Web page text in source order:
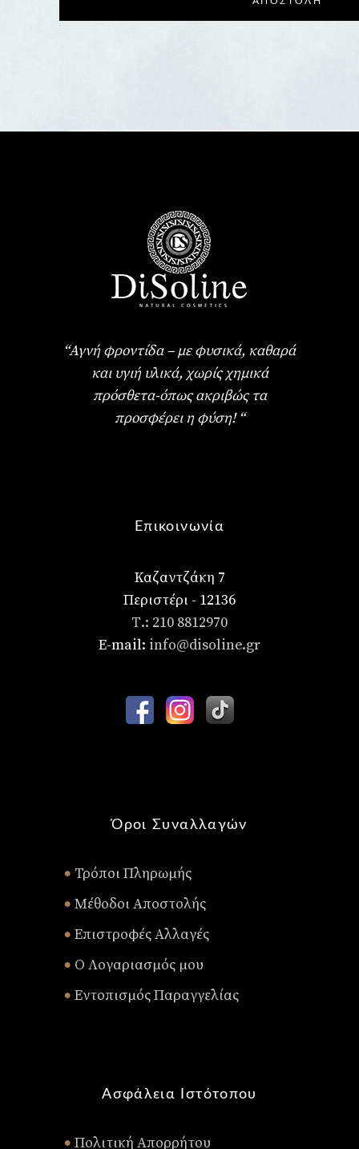
“Αγνή φροντίδα – με φυσικά, καθαρά
και υγιή υλικά, χωρίς χημικά
πρόσθετα-όπως ακριβώς τα
προσφέρει η φύση! “
Επικοινωνία
Καζαντζάκη 7
Περιστέρι - 12136
Τ.: 210 8812970
E-mail: info@disoline.gr
Όροι Συναλλαγών
• Τρόποι Πληρωμής
• Μέθοδοι Αποστολής
• Επιστροφές Αλλαγές
• Ο Λογαριασμός μου
• Εντοπισμός Παραγγελίας
Ασφάλεια Ιστότοπου
• Πολιτική Απορρήτου